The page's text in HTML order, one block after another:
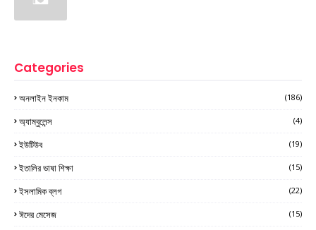
Categories
অনলাইন ইনকাম (186)
অ্যাম্বুলেন্স (4)
ইউটিউব (19)
ইতালির ভাষা শিক্ষা (15)
ইসলামিক ব্লগ (22)
ঈদের মেসেজ (15)